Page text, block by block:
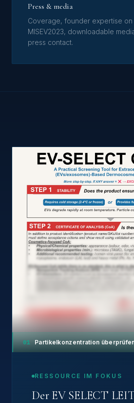
Press & media
Coverage, founder expertise on
MISEV2023, downloadable
press contact.
01 Partikelkonzentration
RESSOURCE IM FOKUS
Der EV SELECT